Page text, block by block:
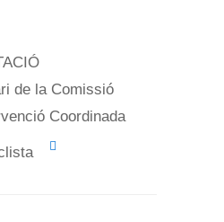
de la Comissió
Coordinada